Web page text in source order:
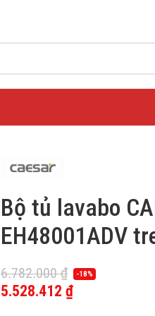
Bộ tủ lavabo
EH48001ADV
6.782.000₫ -18%
5.528.412 ₫